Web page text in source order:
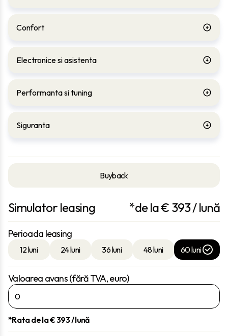
Buyback
Simulator leasing *de la € 393/ lună
Perioada leasing
12 luni 24 luni 36 luni 48 luni 60 luni
Valoarea avans (fără TVA, euro)
*Rata de la €393/ lună
Confort
Electronice si asistenta
Performanta si tuning
Siguranta